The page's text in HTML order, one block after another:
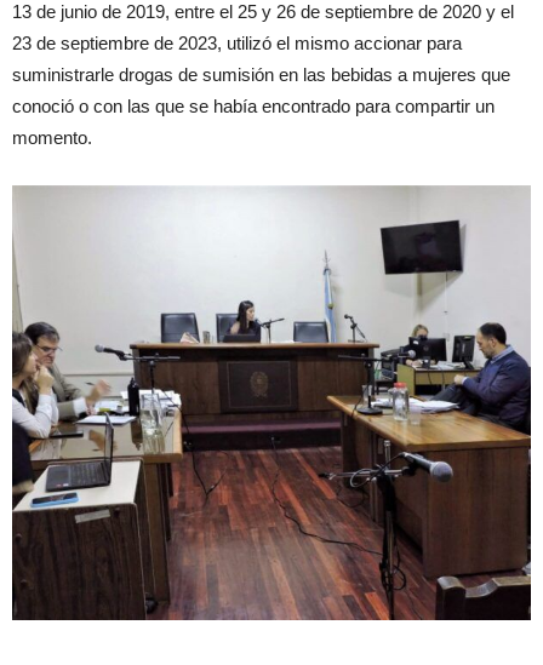
13 de junio de 2019, entre el 25 y 26 de septiembre de 2020 y el
23 de septiembre de 2023, utilizó el mismo accionar para
suministrarle drogas de sumisión en las bebidas a mujeres que
conoció o con las que se había encontrado para compartir un
momento.